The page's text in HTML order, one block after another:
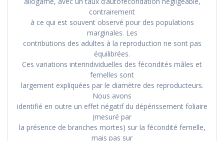
contrairement
à ce qui est souvent observé pour des populations
marginales. Les
contributions des adultes à la reproduction ne sont pas
équilibrées.
Ces variations interindividuelles des fécondités mâles et
femelles sont
largement expliquées par le diamètre des reproducteurs.
Nous avons
identifié en outre un effet négatif du dépérissement foliaire
(mesuré par
la présence de branches mortes) sur la fécondité femelle,
mais pas sur